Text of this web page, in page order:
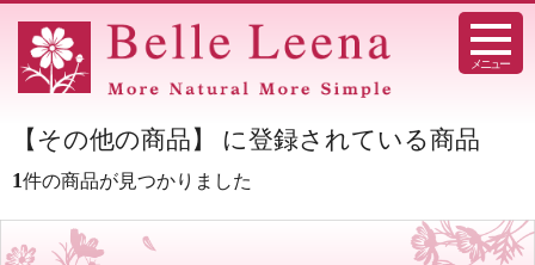
メニュー
【その他の商品】 に登録されている商品
1件の商品が見つかりました